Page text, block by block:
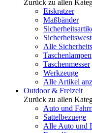
Zurück zu allen
Eiskratzer
Maßbänder
Alle
Taschenlampen
Taschenmesser
Werkzeuge
Alle Artikel
Outdoor & Freizeit
Zurück zu allen
Auto und
Sattelbezuege
Alle Auto und